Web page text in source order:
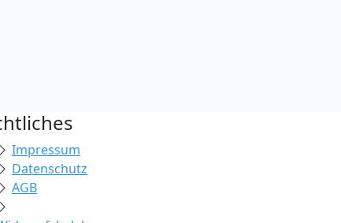
Impressum
Datenschutz
AGB